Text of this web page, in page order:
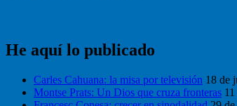
He aquí lo publicado
Carles Cahuana: la misa por televisión 18 de
Montse Prats: Un Dios que cruza fronteras